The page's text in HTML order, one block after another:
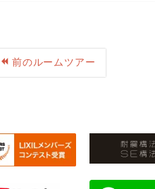
前のルームツアー